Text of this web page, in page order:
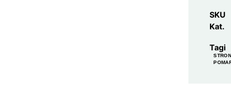
SKU
Kat.
Tagi